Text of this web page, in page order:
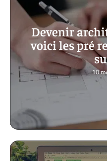
Devenir
voici les pré
10